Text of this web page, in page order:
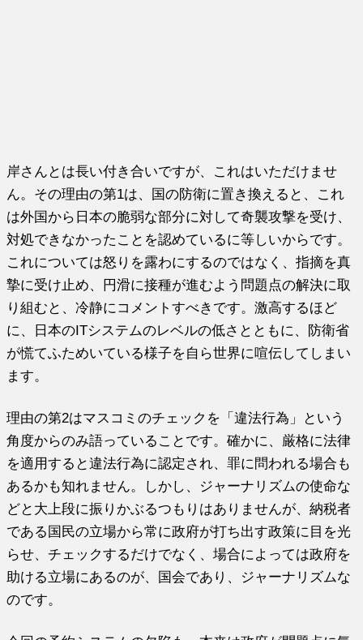
岸さんとは長い付き合いですが、これはいただけませ
ん。その理由の第1は、国の防衛に置き換えると、これ
は外国から日本の脆弱な部分に対して奇襲攻撃を受け、
対処できなかったことを認めているに等しいからです。
これについては怒りを露わにするのではなく、指摘を真
摯に受け止め、円滑に接種が進むよう問題点の解決に取
り組むと、冷静にコメントすべきです。激高するほど
に、日本のITシステムのレベルの低さとともに、防衛省
が慌てふためいている様子を自ら世界に喧伝してしまい
ます。
理由の第2はマスコミのチェックを「違法行為」という
角度からのみ語っていることです。確かに、厳格に法律
を適用すると違法行為に認定され、罪に問われる場合も
あるかも知れません。しかし、ジャーナリズムの使命な
どと大上段に振りかぶるつもりはありませんが、納税者
である国民の立場から常に政府が打ち出す政策に目を光
らせ、チェックするだけでなく、場合によっては政府を
助ける立場にあるのが、国会であり、ジャーナリズムな
のです。